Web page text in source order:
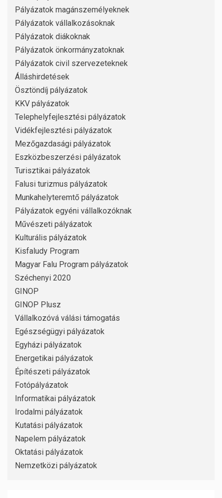
Pályázatok magánszemélyeknek
Pályázatok vállalkozásoknak
Pályázatok diákoknak
Pályázatok önkormányzatoknak
Pályázatok civil szervezeteknek
Álláshirdetések
Ösztöndíj pályázatok
KKV pályázatok
Telephelyfejlesztési pályázatok
Vidékfejlesztési pályázatok
Mezőgazdasági pályázatok
Eszközbeszerzési pályázatok
Turisztikai pályázatok
Falusi turizmus pályázatok
Munkahelyteremtő pályázatok
Pályázatok egyéni vállalkozóknak
Művészeti pályázatok
Kulturális pályázatok
Kisfaludy Program
Magyar Falu Program pályázatok
Széchenyi 2020
GINOP
GINOP Plusz
Vállalkozóvá válási támogatás
Egészségügyi pályázatok
Egyházi pályázatok
Energetikai pályázatok
Építészeti pályázatok
Fotópályázatok
Informatikai pályázatok
Irodalmi pályázatok
Kutatási pályázatok
Napelem pályázatok
Oktatási pályázatok
Nemzetközi pályázatok